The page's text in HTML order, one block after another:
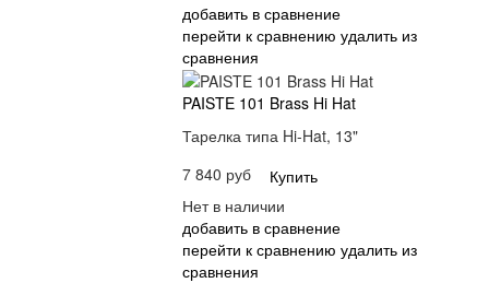
добавить в сравнение
перейти к сравнению удалить из
сравнения
PAISTE 101 Brass Hi Hat
Тарелка типа Hi-Hat, 13"
7 840 руб
Купить
Нет в наличии
добавить в сравнение
перейти к сравнению удалить из
сравнения